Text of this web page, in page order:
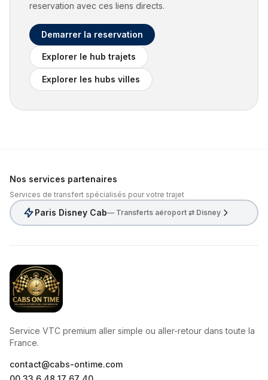
reservation avec ces liens directs.
Demarrer la reservation
Explorer le hub trajets
Explorer les hubs villes
Nos services partenaires
Services de transfert spécialisés pour votre trajet
Paris Disney Cab— Transferts aéroport ⇄ Disney
CabsOnTime
Service VTC premium aller simple ou aller-retour dans toute la
France.
contact@cabs-ontime.com